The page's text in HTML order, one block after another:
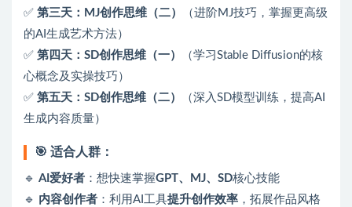
✅ 第三天：MJ创作思维（二）
（进阶MJ技巧，掌握更高级
的AI生成艺术方法）
✅ 第四天：SD创作思维（一）
（学习Stable Diffusion的核
心概念及实操技巧）
✅ 第五天：SD创作思维（二）
（深入SD模型训练，提高AI
生成内容质量）
🎯 适合人群：
🔹 AI爱好者 ：想快速掌握GPT、MJ、SD核心技能
🔹 内容创作者 ：利用AI工具提升创作效率 ，拓展作品风格